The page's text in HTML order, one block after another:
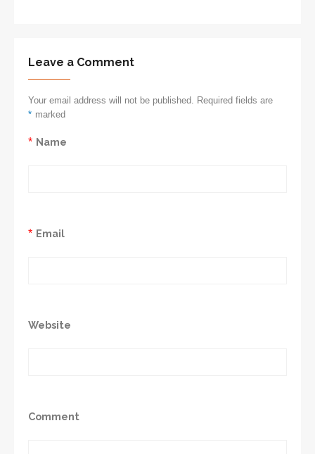
Leave a Comment
Your email address will not be published. Required fields are
marked
*
Name
*
Email
*
Website
Comment